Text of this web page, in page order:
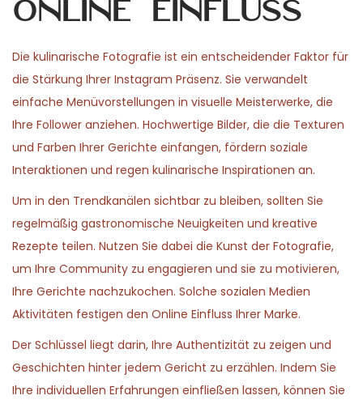
Online Einfluss
Die kulinarische Fotografie ist ein entscheidender Faktor für
die Stärkung Ihrer Instagram Präsenz. Sie verwandelt
einfache Menüvorstellungen in visuelle Meisterwerke, die
Ihre Follower anziehen. Hochwertige Bilder, die die Texturen
und Farben Ihrer Gerichte einfangen, fördern soziale
Interaktionen und regen kulinarische Inspirationen an.
Um in den Trendkanälen sichtbar zu bleiben, sollten Sie
regelmäßig gastronomische Neuigkeiten und kreative
Rezepte teilen. Nutzen Sie dabei die Kunst der Fotografie,
um Ihre Community zu engagieren und sie zu motivieren,
Ihre Gerichte nachzukochen. Solche sozialen Medien
Aktivitäten festigen den Online Einfluss Ihrer Marke.
Der Schlüssel liegt darin, Ihre Authentizität zu zeigen und
Geschichten hinter jedem Gericht zu erzählen. Indem Sie
Ihre individuellen Erfahrungen einfließen lassen, können Sie